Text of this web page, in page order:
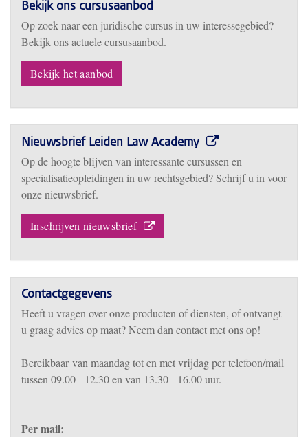
Bekijk ons cursusaanbod
Op zoek naar een juridische cursus in uw interessegebied?
Bekijk ons actuele cursusaanbod.
Bekijk het aanbod
Nieuwsbrief Leiden Law Academy
Op de hoogte blijven van interessante cursussen en
specialisatieopleidingen in uw rechtsgebied? Schrijf u in voor
onze nieuwsbrief.
Inschrijven nieuwsbrief
Contactgegevens
Heeft u vragen over onze producten of diensten, of ontvangt
u graag advies op maat? Neem dan contact met ons op!
Bereikbaarvan maandag tot en met vrijdag per telefoon/mail
tussen 09.00 - 12.30 en van 13.30 - 16.00 uur.
Per mail: